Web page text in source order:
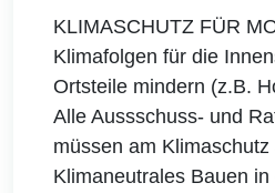
KLIMASCHUTZ FÜR
Klimafolgen für die
Ortsteile mindern (z.B.
Alle Aussschuss- und
müssen am Klimaschutz
Klimaneutrales Bauen in